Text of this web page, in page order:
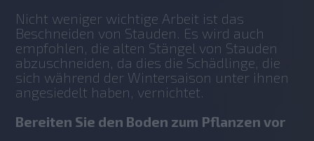
Nicht weniger wichtige Arbeit ist das
Beschneiden von Stauden. Es wird auch
empfohlen, die alten Stängel von Stauden
abzuschneiden, da dies die Schädlinge, die
sich während der Wintersaison unter ihnen
angesiedelt haben, vernichtet.
Bereiten Sie den Boden zum Pflanzen vor